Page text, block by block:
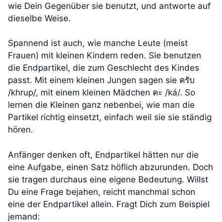
wie Dein Gegenüber sie benutzt, und antworte auf
dieselbe Weise.
Spannend ist auch, wie manche Leute (meist
Frauen) mit kleinen Kindern reden. Sie benutzen
die Endpartikel, die zum Geschlecht des Kindes
passt. Mit einem kleinen Jungen sagen sie ครับ
/khrup/, mit einem kleinen Mädchen คะ /ká/. So
lernen die Kleinen ganz nebenbei, wie man die
Partikel richtig einsetzt, einfach weil sie sie ständig
hören.
Anfänger denken oft, Endpartikel hätten nur die
eine Aufgabe, einen Satz höflich abzurunden. Doch
sie tragen durchaus eine eigene Bedeutung. Willst
Du eine Frage bejahen, reicht manchmal schon
eine der Endpartikel allein. Fragt Dich zum Beispiel
jemand: